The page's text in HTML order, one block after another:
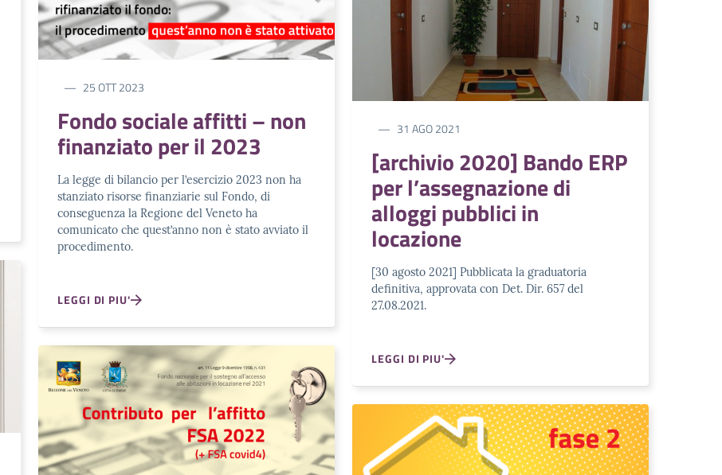
25 OTT 2023
Fondo sociale affitti – non
finanziato per il 2023
La legge di bilancio per l’esercizio 2023 non ha
stanziato risorse finanziarie sul Fondo, di
conseguenza la Regione del Veneto ha
comunicato che quest’anno non è stato avviato il
procedimento.
LEGGI DI PIU'
31 AGO 2021
[archivio 2020] Bando ERP
per l’assegnazione di
alloggi pubblici in
locazione
[30 agosto 2021] Pubblicata la graduatoria
definitiva, approvata con Det. Dir. 657 del
27.08.2021.
LEGGI DI PIU'